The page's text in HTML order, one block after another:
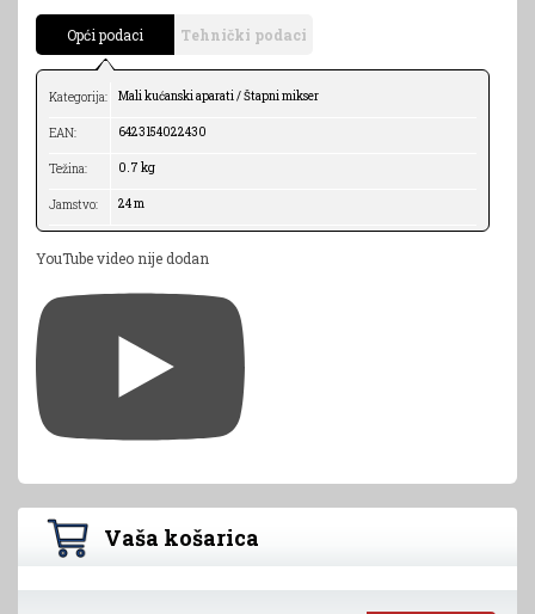
Opći podaci Tehnički podaci
Kategorija: Mali kućanski aparati / Štapni mikser
EAN: 6423154022430
Težina: 0.7 kg
Jamstvo: 24 m
YouTube video nije dodan
Vaša košarica